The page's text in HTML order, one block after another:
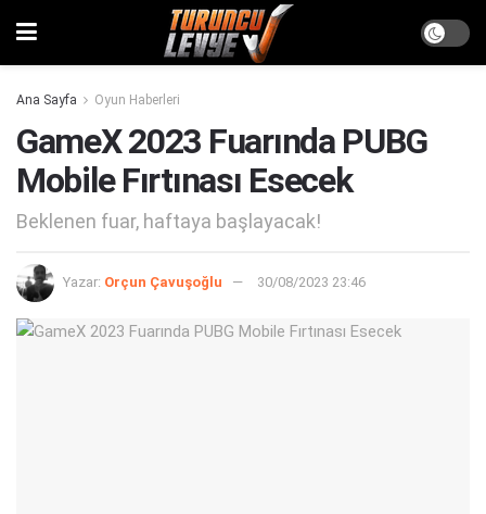
Ana Sayfa Oyun Haberleri
GameX 2023 Fuarında PUBG
Mobile Fırtınası Esecek
Beklenen fuar, haftaya başlayacak!
Yazar: Orçun Çavuşoğlu 30/08/2023 23:46